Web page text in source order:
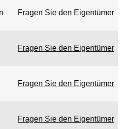
Fragen Sie den Eigentümer
Fragen Sie den Eigentümer
Fragen Sie den Eigentümer
Fragen Sie den Eigentümer